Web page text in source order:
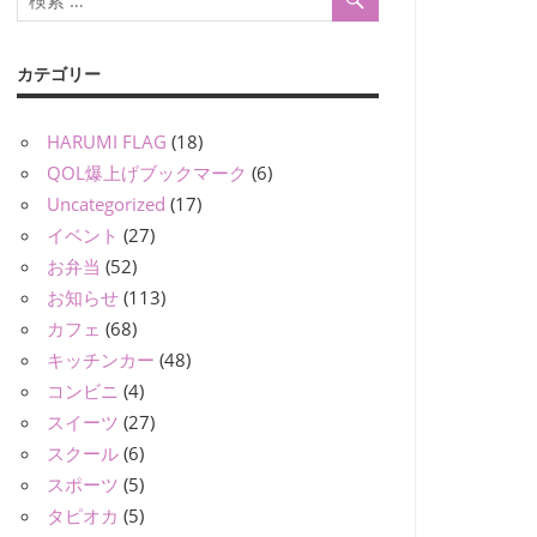
カテゴリー
HARUMI FLAG (18)
QOL爆上げブックマーク (6)
Uncategorized (17)
イベント (27)
お弁当 (52)
お知らせ (113)
カフェ (68)
キッチンカー (48)
コンビニ (4)
スイーツ (27)
スクール (6)
スポーツ (5)
タピオカ (5)